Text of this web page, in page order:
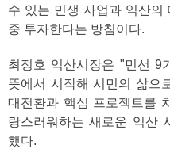
수 있는 민생 사업과 익산의
중 투자한다는 방침이다.
최정호 익산시장은 "민선 9
뜻에서 시작해 시민의 삶으
대전환과 핵심 프로젝트를
랑스러워하는 새로운 익산
했다.